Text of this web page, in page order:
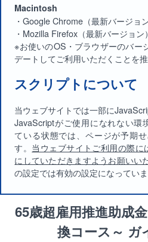
Macintosh
・Google Chrome（最新バージョン
・Mozilla Firefox（最新バージョン）
※お使いのOS・ブラウザーのバー
デートしてご利用いただくことを推
スクリプトについて
当ウェブサイトでは一部に
JavaScriptがご使用になれない環
ている状態では、ページが予期
す。 当ウェブサイトご利用の際
にしていただきますようお願いい
の設定では有効の設定になっていま
65歳超雇用推進助成
換コース～ ガ